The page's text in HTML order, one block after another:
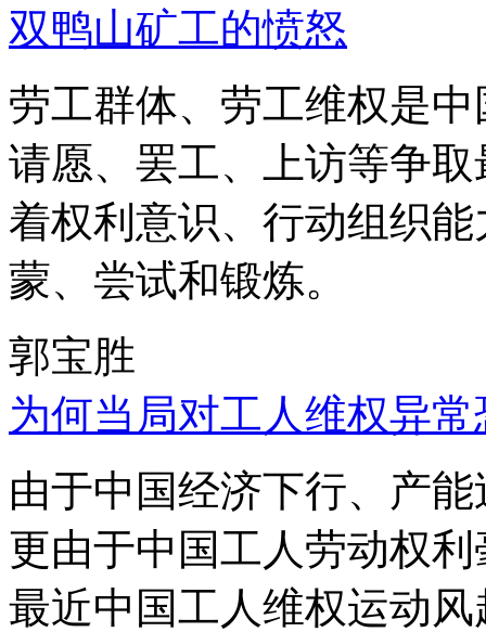
双鸭山矿工的愤怒
劳工群体、劳工维权是
请愿、罢工、上访等争
着权利意识、行动组织
蒙、尝试和锻炼。
郭宝胜
为何当局对工人维权异
由于中国经济下行、产
更由于中国工人劳动权
最近中国工人维权运动